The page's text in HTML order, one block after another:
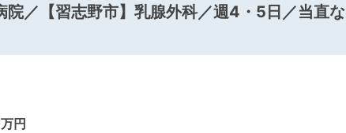
／【習志野市】乳腺外科／週4・5日／当直
円